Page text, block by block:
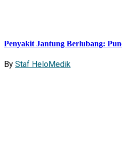
Penyakit Jantung Berlubang:
By Staf HeloMedik